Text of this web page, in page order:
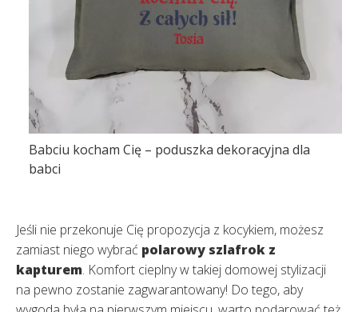
Babciu kocham Cię – poduszka dekoracyjna dla
babci
Jeśli nie przekonuje Cię propozycja z kocykiem, możesz
zamiast niego wybrać polarowy szlafrok z
kapturem. Komfort cieplny w takiej domowej stylizacji
na pewno zostanie zagwarantowany! Do tego, aby